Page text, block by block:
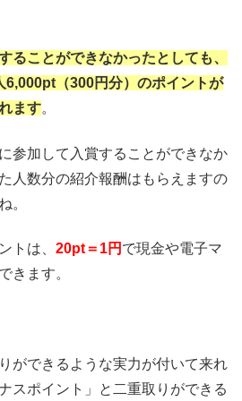
ることができなかったとしても、
6,000pt（300円分）のポイントが
ます。
参加して入賞することができなか
人数分の紹介報酬はもらえますの
。
トは、 20pt＝1円 で現金や電子マ
きます。
ができるような実力が付いて来れ
スポイント」と二重取りができる